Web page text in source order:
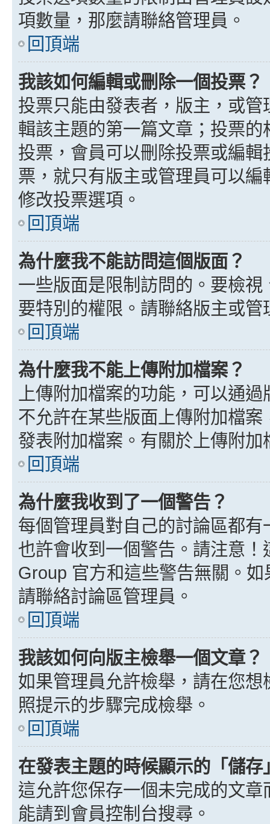
項數量，那麼請聯絡管理員。
回頂端
我該如何編輯或刪除一個投票？
投票只能由發表者，版主，或
輯該主題的第一篇文章；投票
投票，會員可以刪除投票或編
票，就只有版主或管理員可以
修改投票選項。
回頂端
為什麼我不能訪問這個版面？
一些版面是限制訪問的。要檢
要特別的權限。請聯絡版主或管
回頂端
為什麼我不能上傳附加檔案？
上傳附加檔案的功能，可以通
不允許在某些版面上傳附加檔
發表附加檔案。有關於上傳附
回頂端
為什麼我收到了一個警告？
每個管理員對自己的討論區都
也許會收到一個警告。請注意
Group 官方和這些警告無關。
請聯絡討論區管理員。
回頂端
我該如何向版主檢舉一個文章？
如果管理員允許檢舉，請在您
照提示的步驟完成檢舉。
回頂端
在發表主題的時候顯示的「儲
這允許您保存一個未完成的文
能請到會員控制台搜尋。